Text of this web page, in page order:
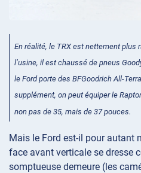
En réalité, le TRX est nettement plus
l’usine, il est chaussé de pneus
le Ford porte des BFGoodrich All-
supplément, on peut équiper le
non pas de 35, mais de 37 pouces.
Mais le Ford est-il pour autant
face avant verticale se dresse
somptueuse demeure (les